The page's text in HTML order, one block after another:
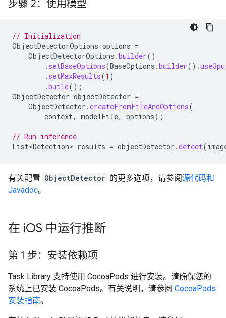
步骤 2：使用模型
// Initialization
ObjectDetectorOptions options =
ObjectDetectorOptions .builder()
. setBaseOptions(BaseOptions .builder().useGpu
. setMaxResults(1 )
.build();
ObjectDetector objectDetector =
ObjectDetector .createFromFileAndOptions(
context, modelFile, options);
// Run inference
List<Detection> results = objectDetector .detect(
有关配置 ObjectDetector 的更多选项，请参阅源代码和
Javadoc。
在 iOS 中运行推断
第 1 步：安装依赖项
Task Library 支持使用 CocoaPods 进行安装。请确保您的
系统上已安装 CocoaPods。有关说明，请参阅 CocoaPods
安装指南。